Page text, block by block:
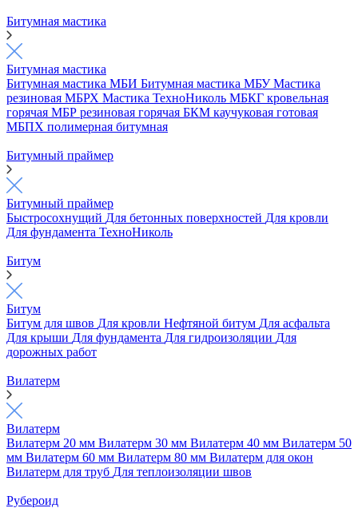
Битумная мастика
Битумная мастика
Битумная мастика МБИ Битумная мастика МБУМастика
резиновая МБРХ Мастика ТехноНиколь МБКГ кровельная
горячая МБР резиновая горячая БКМ каучуковая готовая
МБПХ полимерная битумная
Битумный праймер
Битумный праймер
Быстросохнущий Для бетонных поверхностей Для кровли
Для фундамента ТехноНиколь
Битум
Битум
Битум для швов Для кровли Нефтяной битум Для асфальта
Для крыши Для фундамента Для гидроизоляции Для
дорожных работ
Вилатерм
Вилатерм
Вилатерм 20 мм Вилатерм 30 мм Вилатерм 40 мм Вилатерм 50
мм Вилатерм 60 мм Вилатерм 80 мм Вилатерм для окон
Вилатерм для труб Для теплоизоляции швов
Рубероид